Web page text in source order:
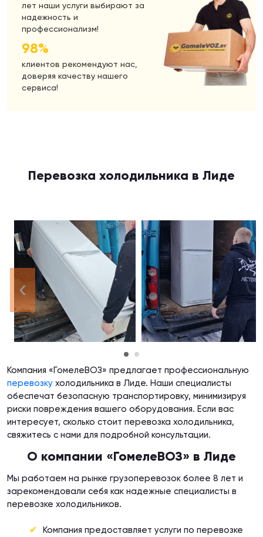
лет наши услуги выбирают за
надежность и
профессионализм!
98%
клиентов рекомендуют нас,
доверяя качеству нашего
сервиса!
Перевозка холодильника в Лиде
‹
Компания «ГомелеВОЗ» предлагает профессиональную
перевозку холодильника в Лиде. Наши специалисты
обеспечат безопасную транспортировку, минимизируя
риски повреждения вашего оборудования. Если вас
интересует, сколько стоит перевозка холодильника,
свяжитесь с нами для подробной консультации.
О компании «ГомелеВОЗ» в Лиде
Мы работаем на рынке грузоперевозок более 8 лет и
зарекомендовали себя как надежные специалисты в
перевозке холодильников.
Компания предоставляет услуги по перевозке